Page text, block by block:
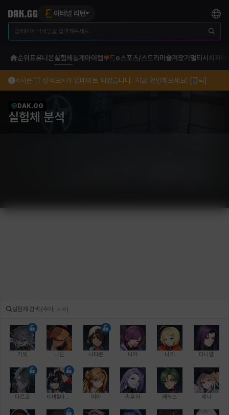
이터널 리턴
순위표유니온실험체 통계 아이템루트e스포츠/스트리머 즐겨찾기 멀티서치 파티
<시즌 11 성적표>가 업데이트 되었습니다. 지금 확인해보세요! [클릭]
DAK.GG
실험체 분석
가넷 나딘 나타폰 니아 니키 다니엘
다르코 띠아 라우라 레녹스 레니